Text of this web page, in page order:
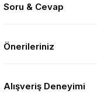
Soru & Cevap
Önerileriniz
Alışveriş Deneyimi